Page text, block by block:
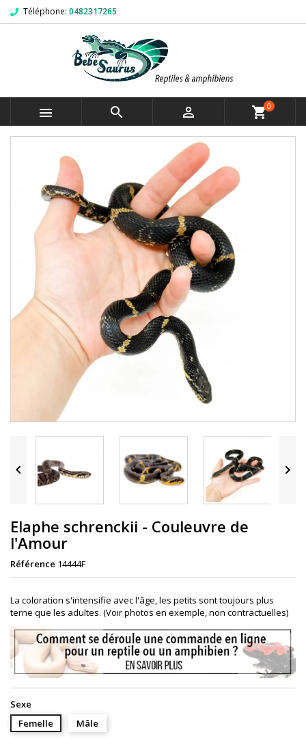
Téléphone: 0482317265
   shopping_cart0
 
Elaphe schrenckii - Couleuvre de
l'Amour
Référence 14444F
La coloration s'intensifie avec l'âge, les petits sont toujours plus
terne que les adultes. (Voir photos en exemple, non contractuelles)
Sexe
Femelle
Mâle